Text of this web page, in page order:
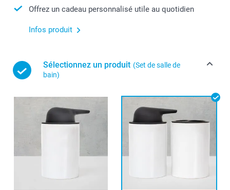
Offrez un cadeau personnalisé utile au quotidien
Infos produit
Sélectionnez un produit (Set de salle de
bain)